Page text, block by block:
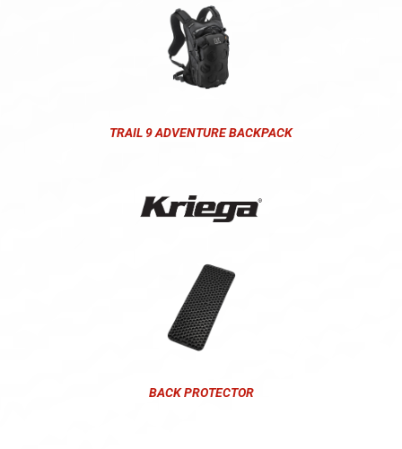
TRAIL 9 ADVENTURE BACKPACK
BACK PROTECTOR